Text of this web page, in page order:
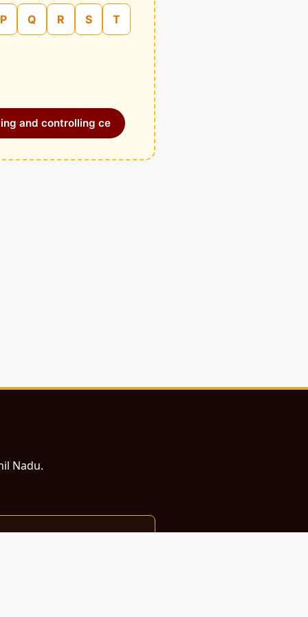
P Q R S T
and controlling ce
Nadu.